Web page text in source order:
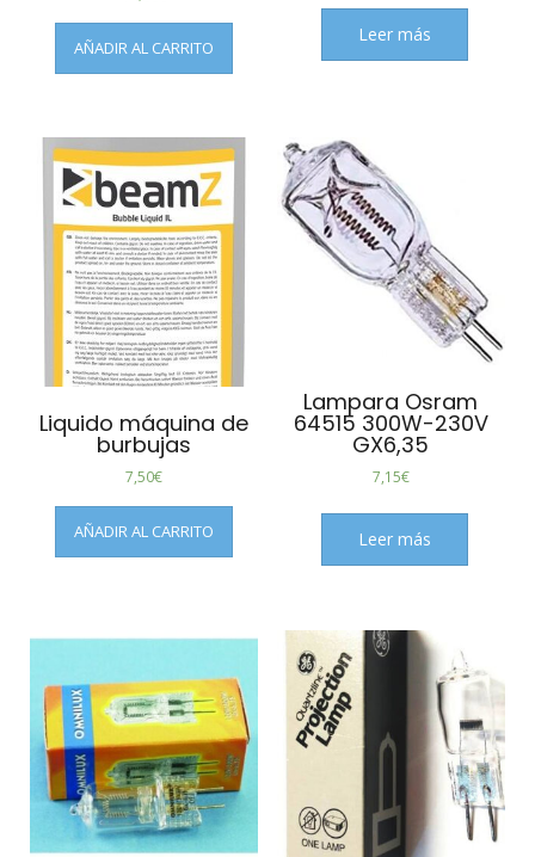
AÑADIR AL CARRITO
Leer más
Liquido máquina de
burbujas
7,50€
AÑADIR AL CARRITO
Lampara Osram
64515 300W-230V
GX6,35
7,15€
Leer más